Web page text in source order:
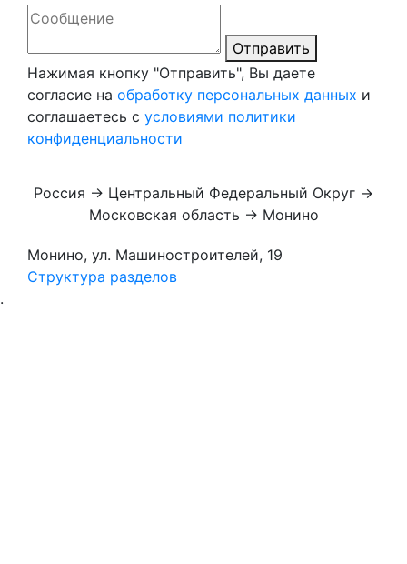
Отправить
Нажимая кнопку "Отправить", Вы даете
согласие на обработку персональных данных и
соглашаетесь с условиями политики
конфиденциальности
Россия → Центральный Федеральный Округ →
Московская область → Монино
Монино, ул. Машиностроителей, 19
Структура разделов
.